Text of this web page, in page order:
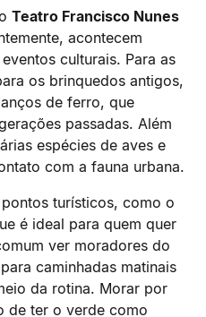
oTeatro Francisco Nunes
acontecem
culturais. Para as
os brinquedos antigos,
de ferro, que
passadas. Além
espécies de aves e
com a fauna urbana.
turísticos, como o
é ideal para quem quer
ver moradores do
caminhadas matinais
da rotina. Morar por
de ter o verde como